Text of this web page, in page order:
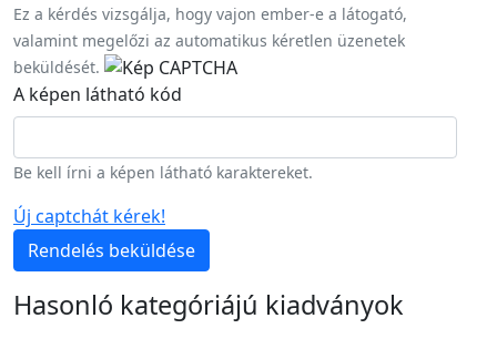
Ez a kérdés vizsgálja, hogy vajon ember-e a látogató,
valamint megelőzi az automatikus kéretlen üzenetek
beküldését.
A képen látható kód
Be kell írni a képen látható karaktereket.
Új captchát kérek!
Rendelés beküldése
Hasonló kategóriájú kiadványok